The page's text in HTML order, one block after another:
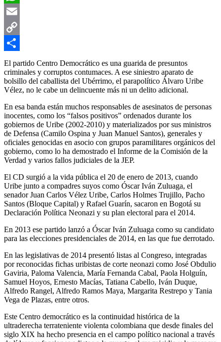
WhatsApp
Email
Copy
Link
Compartir
El partido Centro Democrático es una guarida de presuntos
criminales y corruptos contumaces. A ese siniestro aparato de
bolsillo del caballista del Ubérrimo, el parapolítico Álvaro Uribe
Vélez, no le cabe un delincuente más ni un delito adicional.
En esa banda están muchos responsables de asesinatos de personas
inocentes, como los “falsos positivos” ordenados durante los
gobiernos de Uribe (2002-2010) y materializados por sus ministros
de Defensa (Camilo Ospina y Juan Manuel Santos), generales y
oficiales genocidas en asocio con grupos paramilitares orgánicos del
gobierno, como lo ha demostrado el Informe de la Comisión de la
Verdad y varios fallos judiciales de la JEP.
El CD surgió a la vida pública el 20 de enero de 2013, cuando
Uribe junto a compadres suyos como Óscar Iván Zuluaga, el
senador Juan Carlos Vélez Uribe, Carlos Holmes Trujillo, Pacho
Santos (Bloque Capital) y Rafael Guarín, sacaron en Bogotá su
Declaración Política Neonazi y su plan electoral para el 2014.
En 2013 ese partido lanzó a Óscar Iván Zuluaga como su candidato
para las elecciones presidenciales de 2014, en las que fue derrotado.
En las legislativas de 2014 presentó listas al Congreso, integradas
por reconocidas fichas uribistas de corte neonazi como José Obdulio
Gaviria, Paloma Valencia, María Fernanda Cabal, Paola Holguín,
Samuel Hoyos, Ernesto Macías, Tatiana Cabello, Iván Duque,
Alfredo Rangel, Alfredo Ramos Maya, Margarita Restrepo y Tania
Vega de Plazas, entre otros.
Este Centro democrático es la continuidad histórica de la
ultraderecha terrateniente violenta colombiana que desde finales del
siglo XIX ha hecho presencia en el campo político nacional a través